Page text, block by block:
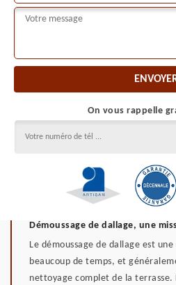
On vous rappelle
Démoussage de dallage, une
Le démoussage de dallage est
beaucoup de temps, et
nettoyage complet de la terrasse.